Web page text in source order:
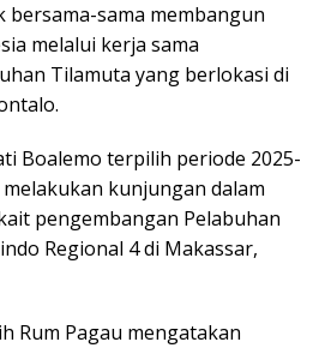
sama membangun
melalui kerja sama
Tilamuta yang berlokasi di
Boalemo terpilih periode 2025-
melakukan kunjungan dalam
pengembangan Pelabuhan
Regional 4 di Makassar,
Rum Pagau mengatakan